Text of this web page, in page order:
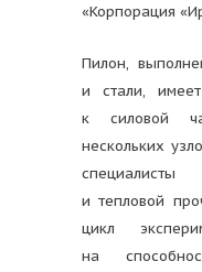
«Корпорация
Пилон,
и стали,
к силовой
нескольких
специалисты
и тепловой
цикл
на